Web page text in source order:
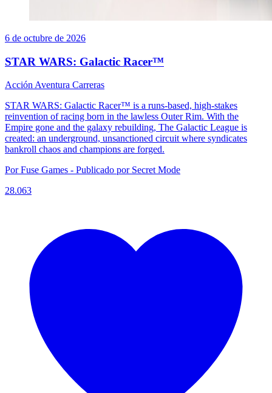
6 de octubre de 2026
STAR WARS: Galactic Racer™
Acción Aventura Carreras
STAR WARS: Galactic Racer™ is a ​runs-based, ​high-stakes
reinvention of racing born in the lawless Outer Rim. With the
Empire gone and the galaxy rebuilding, The Galactic League is
created: an underground, unsanctioned circuit where syndicates
bankroll chaos and champions are forged.
Por Fuse Games - Publicado por Secret Mode
28.063